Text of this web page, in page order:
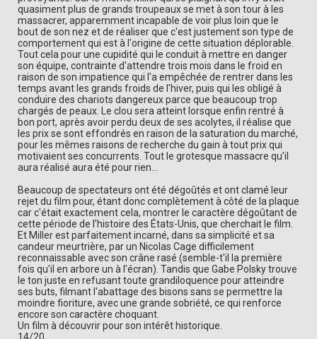
quasiment plus de grands troupeaux se met à son tour à les
massacrer, apparemment incapable de voir plus loin que le
bout de son nez et de réaliser que c'est justement son type de
comportement qui est à l'origine de cette situation déplorable.
Tout cela pour une cupidité qui le conduit à mettre en danger
son équipe, contrainte d'attendre trois mois dans le froid en
raison de son impatience qui l'a empêchée de rentrer dans les
temps avant les grands froids de l'hiver, puis qui les obligé à
conduire des chariots dangereux parce que beaucoup trop
chargés de peaux. Le clou sera atteint lorsque enfin rentré à
bon port, après avoir perdu deux de ses acolytes, il réalise que
les prix se sont effondrés en raison de la saturation du marché,
pour les mêmes raisons de recherche du gain à tout prix qui
motivaient ses concurrents. Tout le grotesque massacre qu'il
aura réalisé aura été pour rien...
Beaucoup de spectateurs ont été dégoûtés et ont clamé leur
rejet du film pour, étant donc complètement à côté de la plaque
car c'était exactement cela, montrer le caractère dégoûtant de
cette période de l'histoire des États-Unis, que cherchait le film.
Et Miller est parfaitement incarné, dans sa simplicité et sa
candeur meurtrière, par un Nicolas Cage difficilement
reconnaissable avec son crâne rasé (semble-t'il la première
fois qu'il en arbore un à l'écran). Tandis que Gabe Polsky trouve
le ton juste en refusant toute grandiloquence pour atteindre
ses buts, filmant l'abattage des bisons sans se permettre la
moindre fioriture, avec une grande sobriété, ce qui renforce
encore son caractère choquant.
Un film à découvrir pour son intérêt historique.